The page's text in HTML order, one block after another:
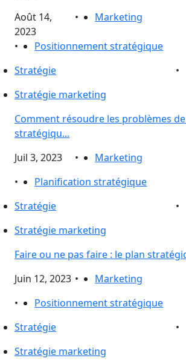
Août 14,
2023
• Marketing
• Positionnement stratégique
Stratégie
•
Stratégie marketing
Comment résoudre les problèmes
stratégiqu...
Juil 3, 2023
•
Marketing
•
Planification stratégique
Stratégie
•
Stratégie marketing
Faire ou ne pas faire : le plan
Juin 12, 2023 •
Marketing
•
Positionnement stratégique
Stratégie
•
Stratégie marketing